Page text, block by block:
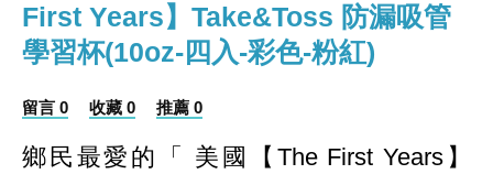
First Years】Take&Toss 防漏吸管
學習杯(10oz-四入-彩色-粉紅)
留言 0 收藏 0 推薦 0
鄉民最愛的「 美國【The First Years】